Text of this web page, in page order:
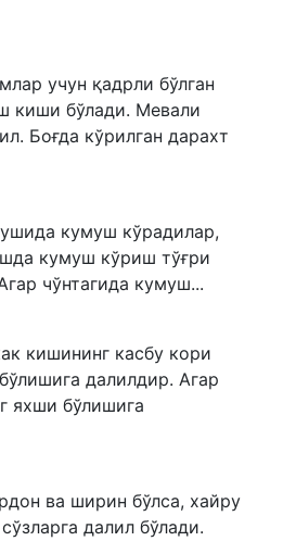
учун қадрли бўлган
киши бўлади. Мевали
Боғда кўрилган дарахт
кумуш кўрадилар,
кумуш кўриш тўғри
чўнтагида кумуш...
кишининг касбу кори
далилдир. Агар
яхши бўлишига
ва ширин бўлса, хайру
далил бўлади.